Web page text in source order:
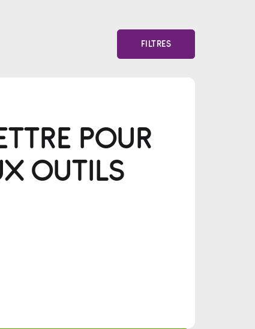
FILTRES
POUR
OUTILS